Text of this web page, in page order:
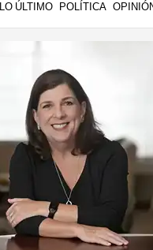
LO ÚLTIMO POLÍTICA